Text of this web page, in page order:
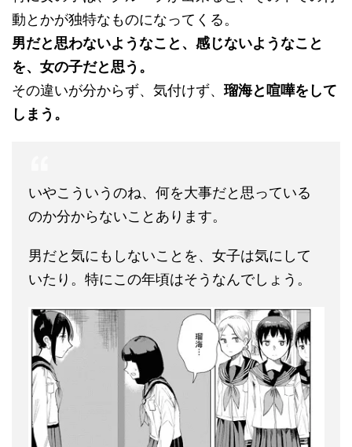
動とかが独特なものになってくる。
男だと思わないようなこと、感じないようなこと
を、女の子だと思う。
その違いが分からず、気付けず、 瑠海と喧嘩をして
しまう。
いやこういうのね、何を大事だと思っている
のか分からないことあります。
男だと気にもしないことを、女子は気にして
いたり。特にこの年頃はそうなんでしょう。